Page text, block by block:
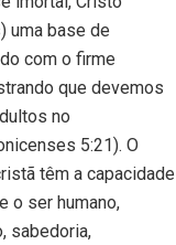
uma base de
com o firme
que devemos
no
5:21). O
têm a capacidade
o ser humano,
sabedoria,